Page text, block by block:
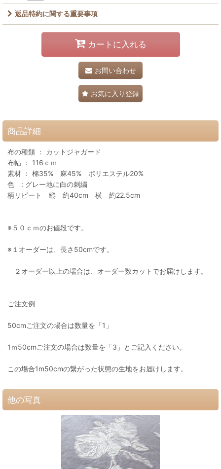
返品特約に関する重要事項
カートに入れる
お問い合わせ
お気に入り登録
商品詳細
布の種類 ： カットジャガード
布幅 ： 116ｃｍ
素材 ： 棉35% 麻45% ポリエステル20%
色 : グレー地に白の刺繍
柄リピート 縦 約40cm 横 約22.5cm
※５０ｃｍのお値段です。
※１オーダーは、長さ50cmです。
２オーダー以上の場合は、オーダー数カットでお届けします。
ご注文例
50cmご注文の場合は数量を「1」
1ｍ50cmご注文の場合は数量を「3」とご記入ください。
この場合1m50cmの繋がった状態の生地をお届けします。
他の写真